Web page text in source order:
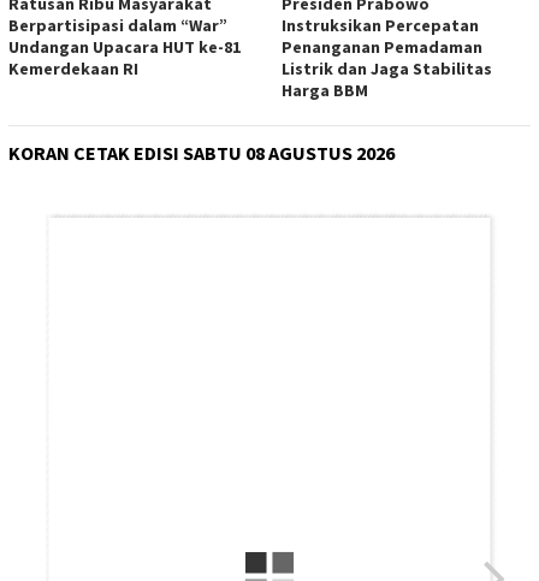
Berpartisipasi dalam “War”
Undangan Upacara HUT ke-81
Kemerdekaan RI
Instruksikan Percepatan
Penanganan Pemadaman
Listrik dan Jaga Stabilitas
Harga BBM
KORAN CETAK EDISI SABTU 08 AGUSTUS 2026